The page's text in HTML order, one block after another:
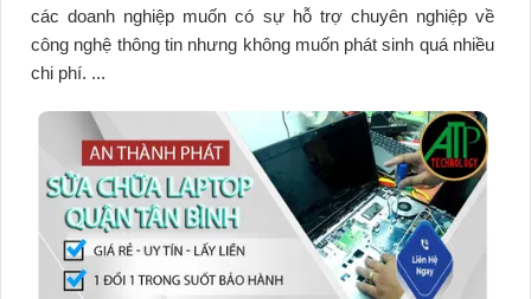
các doanh nghiệp muốn có sự hỗ trợ chuyên nghiệp về
công nghệ thông tin nhưng không muốn phát sinh quá nhiều
chi phí. ...